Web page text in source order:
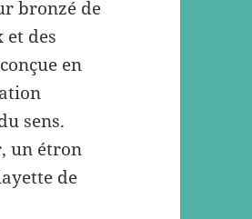
bronzé de
et des
en
sens.
un étron
de